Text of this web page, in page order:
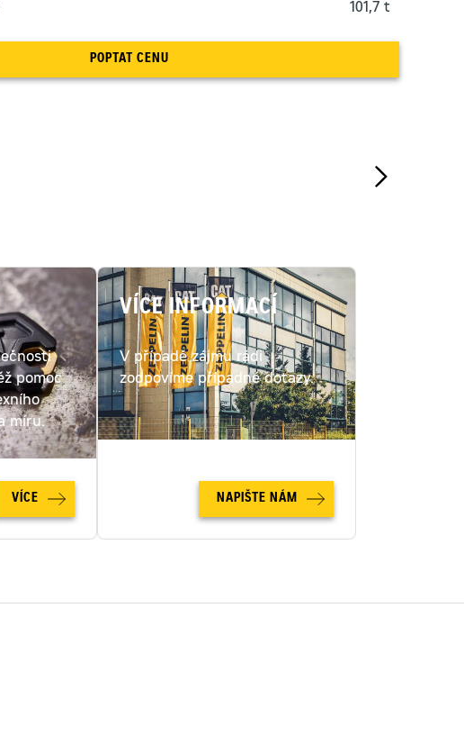
101,7 t
POPTAT CENU
pomoc
míru.
VÍCE
VÍCE INFORMACÍ
V případě zájmu rádi
zodpovíme případné dotazy.
NAPIŠTE NÁM